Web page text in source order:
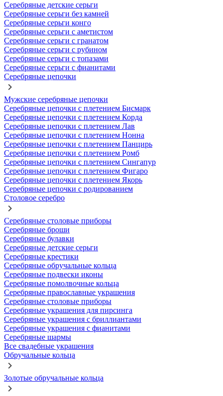
Серебряные детские серьги
Серебряные серьги без камней
Серебряные серьги конго
Серебряные серьги с аметистом
Серебряные серьги с гранатом
Серебряные серьги с рубином
Серебряные серьги с топазами
Серебряные серьги с фианитами
Серебряные цепочки
Мужские серебряные цепочки
Серебряные цепочки с плетением Бисмарк
Серебряные цепочки с плетением Корда
Серебряные цепочки с плетением Лав
Серебряные цепочки с плетением Нонна
Серебряные цепочки с плетением Панцирь
Серебряные цепочки с плетением Ромб
Серебряные цепочки с плетением Сингапур
Серебряные цепочки с плетением Фигаро
Серебряные цепочки с плетением Якорь
Серебряные цепочки с родированием
Столовое серебро
Серебряные столовые приборы
Серебряные броши
Серебряные булавки
Серебряные детские серьги
Серебряные крестики
Серебряные обручальные кольца
Серебряные подвески иконы
Серебряные помолвочные кольца
Серебряные православные украшения
Серебряные столовые приборы
Серебряные украшения для пирсинга
Серебряные украшения с бриллиантами
Серебряные украшения с фианитами
Серебряные шармы
Все свадебные украшения
Обручальные кольца
Золотые обручальные кольца